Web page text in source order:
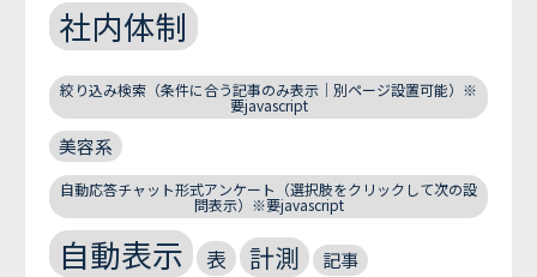
社内体制
絞り込み検索（条件に合う記事のみ表示｜別ページ設置可能）※
要javascript
美容系
自動応答チャット形式アンケート（選択肢をクリックして次の設
問表示）※要javascript
自動表示 表 計測 記事